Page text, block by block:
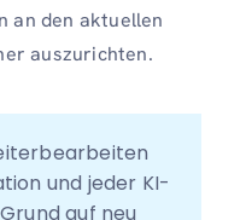
an den aktuellen
auszurichten.
und jeder KI-
auf neu